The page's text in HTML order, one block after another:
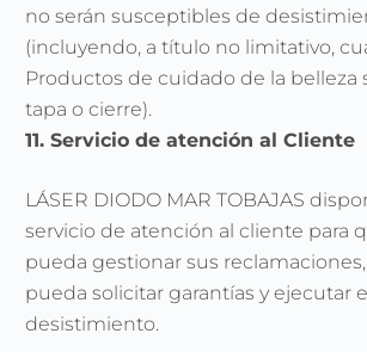
no serán susceptibles de
(incluyendo, a título no limitativo,
Productos de cuidado de la belleza
tapa o cierre).
11. Servicio de atención al Cliente
LÁSER DIODO MAR TOBAJAS
servicio de atención al cliente para
pueda gestionar sus
pueda solicitar garantías y ejecutar
desistimiento.